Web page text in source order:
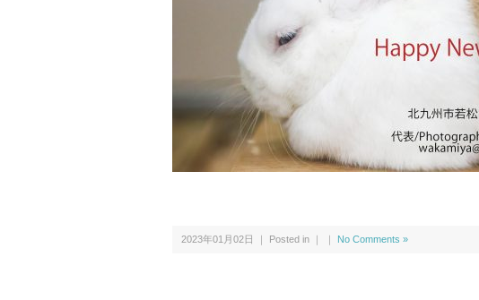
2023年01月02日 ｜ Posted in ｜ ｜ No Comments »